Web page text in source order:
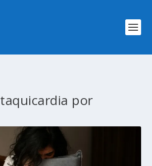
taquicardia por